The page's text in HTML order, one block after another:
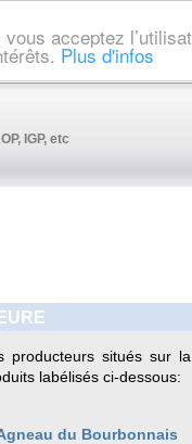
acceptez
Plus d'infos
IGP, etc
producteurs situés sur
labélisés ci-dessous:
du Bourbonnais